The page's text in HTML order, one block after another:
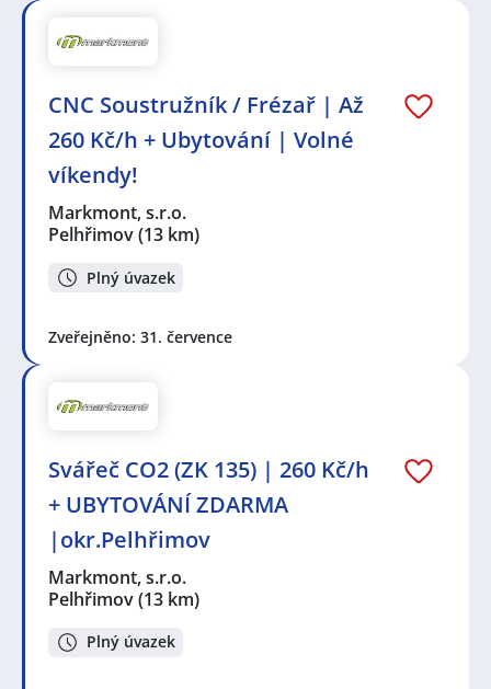
CNC Soustružník / Frézař | Až
260 Kč/h + Ubytování | Volné
víkendy!
Markmont, s.r.o.
Pelhřimov(13 km)
Plný úvazek
Zveřejněno: 31. července
Svářeč CO2 (ZK 135) | 260 Kč/h
+ UBYTOVÁNÍ ZDARMA
|okr.Pelhřimov
Markmont, s.r.o.
Pelhřimov(13 km)
Plný úvazek